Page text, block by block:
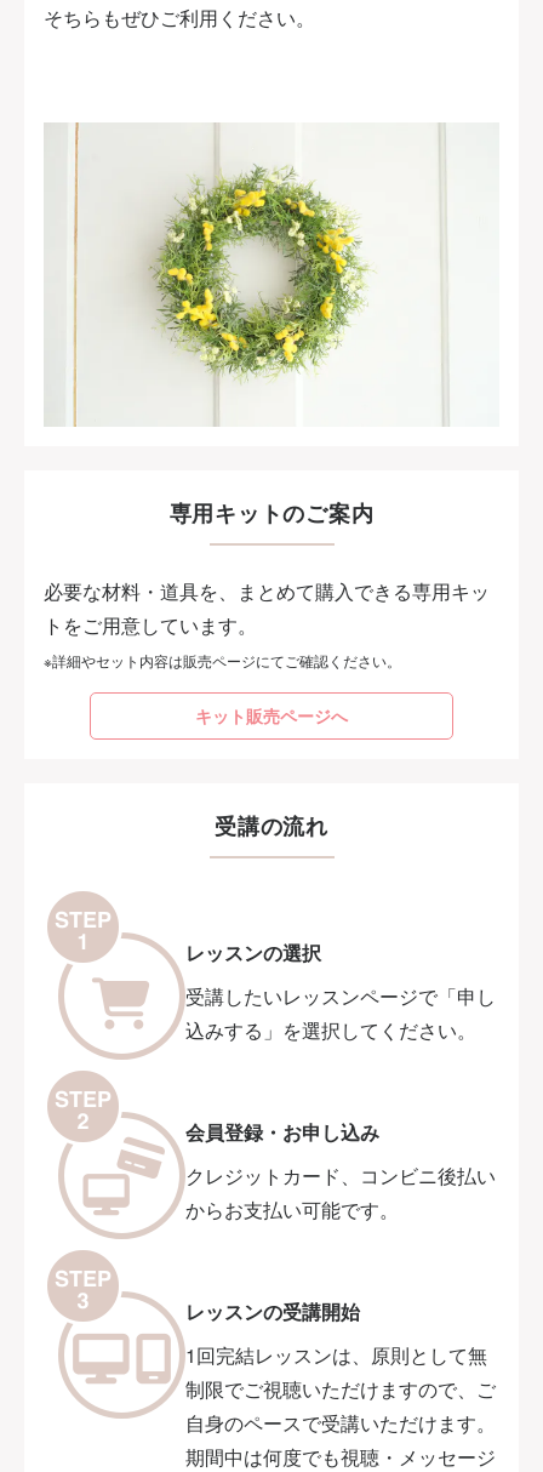
そちらもぜひご利用ください。
専用キットのご案内
必要な材料・道具を、まとめて購入できる専用キッ
トをご用意しています。
※詳細やセット内容は販売ページにてご確認ください。
キット販売ページへ
受講の流れ
レッスンの選択
受講したいレッスンページで「申し
込みする」を選択してください。
会員登録・お申し込み
クレジットカード、コンビニ後払い
からお支払い可能です。
レッスンの受講開始
1回完結レッスンは、原則として無
制限でご視聴いただけますので、ご
自身のペースで受講いただけます。
期間中は何度でも視聴・メッセージ